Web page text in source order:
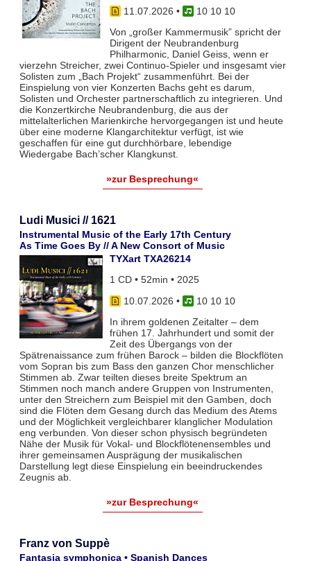
11.07.2026 •
10 10 10
Von „großer Kammermusik” spricht der
Dirigent der Neubrandenburg
Philharmonic, Daniel Geiss, wenn er
vierzehn Streicher, zwei Continuo-Spieler und insgesamt vier
Solisten zum „Bach Projekt“ zusammenführt. Bei der
Einspielung von vier Konzerten Bachs geht es darum,
Solisten und Orchester partnerschaftlich zu integrieren. Und
die Konzertkirche Neubrandenburg, die aus der
mittelalterlichen Marienkirche hervorgegangen ist und heute
über eine moderne Klangarchitektur verfügt, ist wie
geschaffen für eine gut durchhörbare, lebendige
Wiedergabe Bach’scher Klangkunst.
»zur Besprechung«
Ludi Musici // 1621
Instrumental Music of the Early 17th Century
As Time Goes By // A New Consort of Music
TYXart TXA26214
1 CD • 52min • 2025
10.07.2026 •
10 10 10
In ihrem goldenen Zeitalter – dem
frühen 17. Jahrhundert und somit der
Zeit des Übergangs von der
Spätrenaissance zum frühen Barock – bilden die Blockflöten
vom Sopran bis zum Bass den ganzen Chor menschlicher
Stimmen ab. Zwar teil­ten dieses breite Spektrum an
Stimmen noch manch andere Gruppen von Instrumenten,
unter den Streichern zum Bei­spiel mit den Gamben, doch
sind die Flöten dem Gesang durch das Medium des Atems
und der Möglichkeit vergleich­barer klanglicher Modulation
eng verbunden. Von dieser schon physisch begründeten
Nähe der Musik für Vokal- und Blockflö­tenensembles und
ihrer gemeinsamen Ausprägung der musikalischen
Darstellung legt diese Einspielung ein beeindruckendes
Zeugnis ab.
»zur Besprechung«
Franz von Suppè
Fantasia symphonica • Spanish Dances